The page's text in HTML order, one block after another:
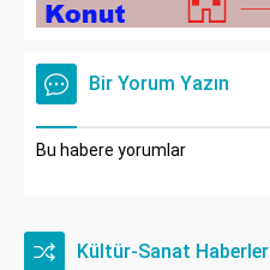
Bir Yorum Yazın
Bu habere yorumlar
Kültür-Sanat Haberler